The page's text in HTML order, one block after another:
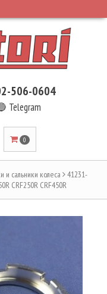
506-0604
Telegram
0
и сальники колеса
41231-
CRF250R CRF450R